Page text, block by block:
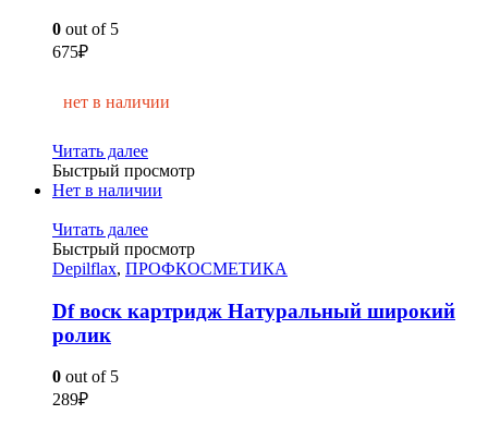
0 out of 5
675₽
нет в наличии
Читать далее
Быстрый просмотр
Нет в наличии
Читать далее
Быстрый просмотр
Depilflax, ПРОФКОСМЕТИКА
Df воск картридж Натуральный широкий
ролик
0 out of 5
289₽